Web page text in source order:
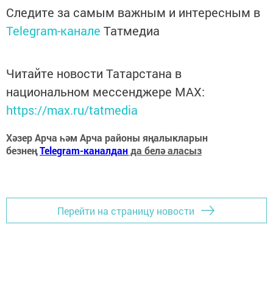
Следите за самым важным и интересным в
Telegram-канале Татмедиа
Читайте новости Татарстана в
национальном мессенджере MАХ:
https://max.ru/tatmedia
Хәзер Арча һәм Арча районы яңалыкларын
безнеңTelegram-каналданда белә аласыз
Перейти на страницу новости